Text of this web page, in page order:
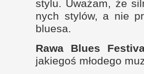
stylu. Uważam, że
nych stylów, a nie
bluesa.
Rawa Blues
jakiegoś młodego